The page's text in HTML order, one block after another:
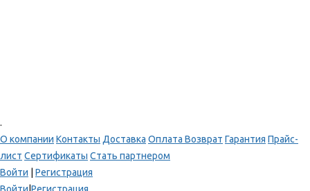
.
О компании Контакты Доставка Оплата Возврат Гарантия Прайс-
лист Сертификаты Стать партнером
Войти
Регистрация